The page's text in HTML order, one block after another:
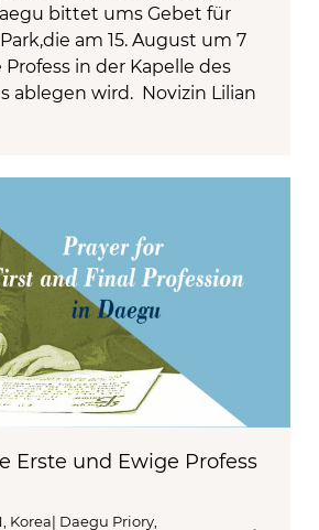
bittet ums Gebet für
am 15. August um 7
in der Kapelle des
ablegen wird. Novizin Lilian
Erste und Ewige Profess
Korea| Daegu Priory